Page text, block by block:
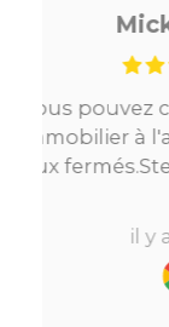
les
pro